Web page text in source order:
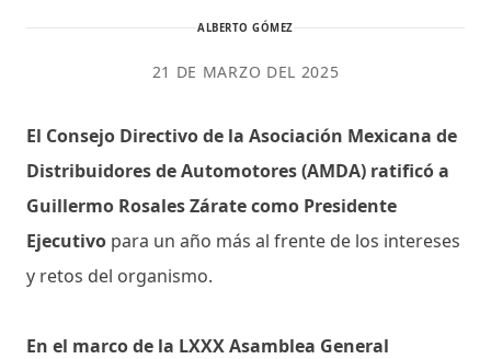
ALBERTO GÓMEZ
21 DE MARZO DEL 2025
El Consejo Directivo de la Asociación Mexicana de
Distribuidores de Automotores (AMDA) ratificó a
Guillermo Rosales Zárate como Presidente
Ejecutivo para un año más al frente de los intereses
y retos del organismo.
En el marco de la LXXX Asamblea General